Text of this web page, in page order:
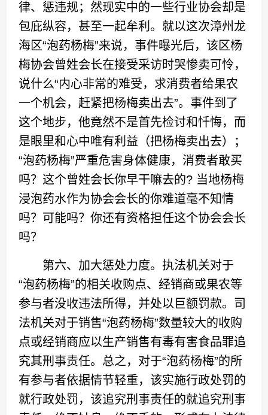
律、惩违规；然现实中的一些行业协会却是
包庇纵容，甚至一起牟利。就以这次漳州龙
海区“泡药杨梅”来说，事件曝光后，该区杨
梅协会曾姓会长在接受采访时哭惨卖可怜，
说什么“内心非常的难受，求消费者给果农
一个机会，赶紧把杨梅卖出去”。事件到了
这个地步，他竟然不是首先检讨和忏悔，而
是眼里和心中唯有利益（把杨梅卖出去）；
“泡药杨梅”严重危害身体健康，消费者敢买
吗？这个曾姓会长你早干嘛去的? 当地杨梅
浸泡药水作为协会会长的你难道毫不知情
吗？可能吗？你还有资格担任这个协会会长
吗？
第六、加大惩处力度。执法机关对于
“泡药杨梅”的相关收购点、经销商或果农等
参与者没收违法所得，并处以巨额罚款。司
法机关对于销售“泡药杨梅”数量较大的收购
点或经销商应以生产销售有毒有害食品罪追
究其刑事责任。总之，对于“泡药杨梅”的所
有参与者依据情节轻重，该实施行政处罚的
就行政处罚，该追究刑事责任的就追究刑事